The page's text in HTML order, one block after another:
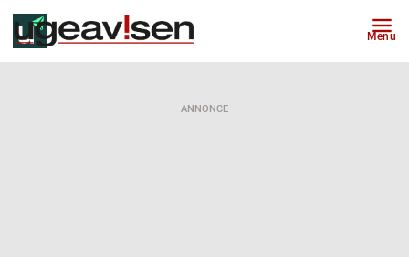
Menu
ANNONCE